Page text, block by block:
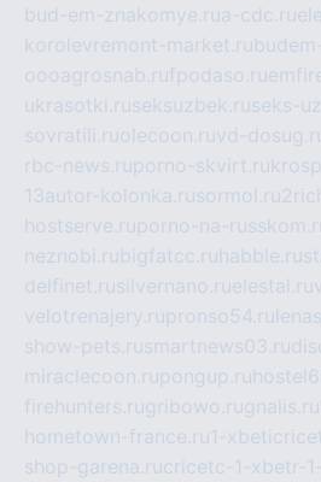
bud-em-znakomye.rua-cdc.ru
korolevremont-market.ru
oooagrosnab.rufpodaso.ru
ukrasotki.ruseksuzbek.ruseks-
sovratili.ruolecoon.ruvd-
rbc-news.ruporno-skvirt.ru
13autor-kolonka.rusormol.ru
hostserve.ruporno-na-
neznobi.rubigfatcc.ru habble.ru
delfinet.rusilvernano.ruelestal.ru
velotrenajery.rupronso54.ru
show-pets.rusmartnews03.ru
miraclecoon.rupongup.ru
firehunters.rugribowo.rugnalis.ru
hometown-france.ru1-
shop-garena.rucricetc-1-xbetr-